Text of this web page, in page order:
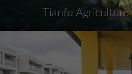
Tianfu Agriculture